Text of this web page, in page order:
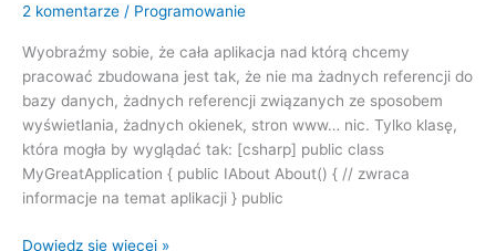
Principle
2 komentarze / Programowanie
Wyobraźmy sobie, że cała aplikacja nad którą chcemy
pracować zbudowana jest tak, że nie ma żadnych referencji do
bazy danych, żadnych referencji związanych ze sposobem
wyświetlania, żadnych okienek, stron www… nic. Tylko klasę,
która mogła by wyglądać tak: [csharp] public class
MyGreatApplication { public IAbout About() { // zwraca
informacje na temat aplikacji } public
Koncepcja
Dowiedz się więcej »